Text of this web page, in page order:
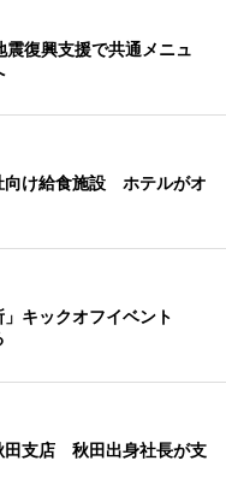
復興支援で共通メニュ
向け給食施設 ホテルがオ
」キックオフイベント
田支店 秋田出身社長が支